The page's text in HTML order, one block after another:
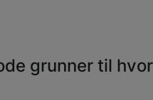
grunner til